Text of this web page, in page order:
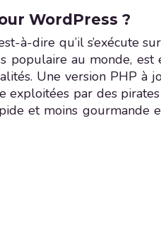
WordPress ?
à-dire qu’il s’exécute
au monde,
Une version PHP à
par des
et moins gourmande